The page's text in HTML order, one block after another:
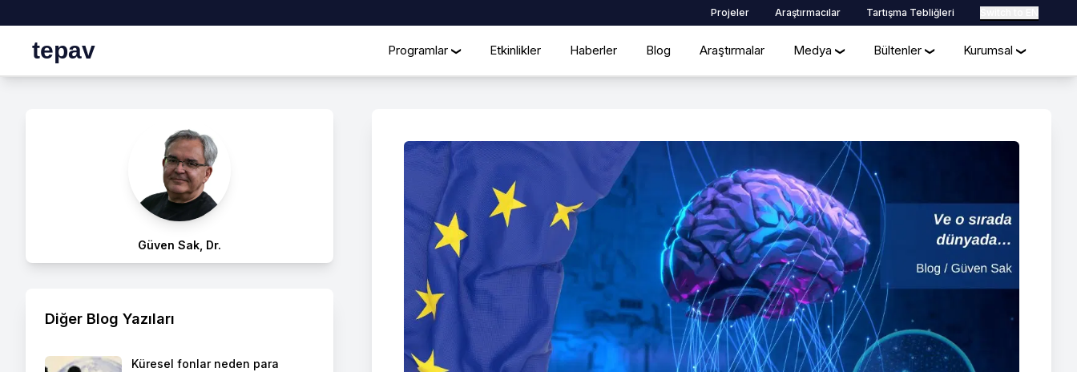
Projeler Araştırmacılar Tartışma Tebliğleri
tepav Programlar ❯ Etkinlikler Haberler Blog Araştırmalar Medya ❯ Bültenler ❯ Kurumsal ❯
Güven Sak, Dr.
Diğer Blog Yazıları
Küresel fonlar neden para